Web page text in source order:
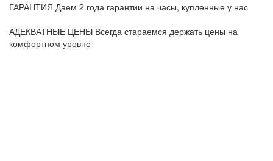
ГАРАНТИЯ Даем 2 года гарантии на часы, купленные у нас
АДЕКВАТНЫЕ ЦЕНЫ Всегда стараемся держать цены на
комфортном уровне